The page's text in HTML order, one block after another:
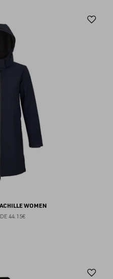
WOMEN
44.15€